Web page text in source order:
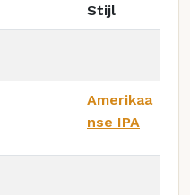
Stijl
Amerikaa
nse IPA